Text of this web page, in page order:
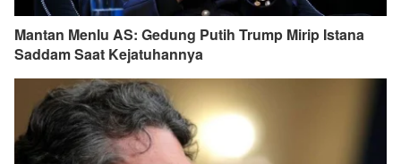
Mantan Menlu AS: Gedung Putih Trump Mirip Istana
Saddam Saat Kejatuhannya